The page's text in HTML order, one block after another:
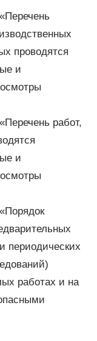
проводятся
и
работ,
и
периодических
работах и на